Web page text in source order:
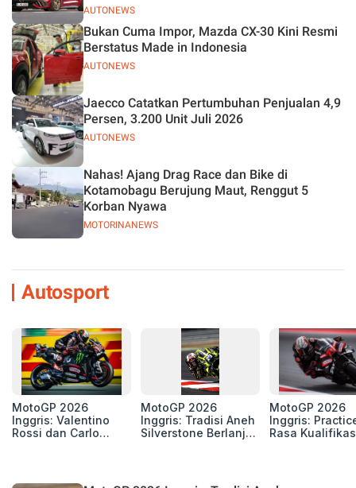
AUTONEWS
AUTONEWS
Bukan Cuma Impor, Mazda CX-30 Kini Resmi
Berstatus Made in Indonesia
AUTONEWS
Jaecco Catatkan Pertumbuhan Penjualan 4,9
Persen, 3.200 Unit Juli 2026
MOTORINANEWS
Nahas! Ajang Drag Race dan Bike di
Kotamobagu Berujung Maut, Renggut 5
Korban Nyawa
Autosport
MotoGP 2026
Inggris: Valentino
Rossi dan Carlo
Bezzecchi
MotoGP 2026
Inggris: Tradisi Aneh
Silverstone Berlanjut,
MotoGP 2026
Inggris:
Rasa
Silverstone!